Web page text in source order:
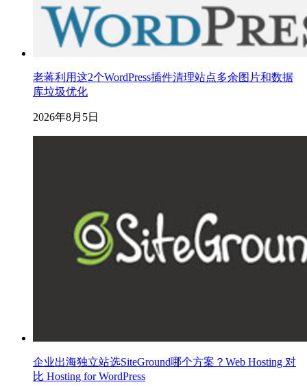
老蒋利用这2个WordPress插件清理站点多余图片和数据
库垃圾优化
2026年8月5日
企业出海独立站选SiteGround哪个方案？Web Hosting 对
比 Hosting for WordPress